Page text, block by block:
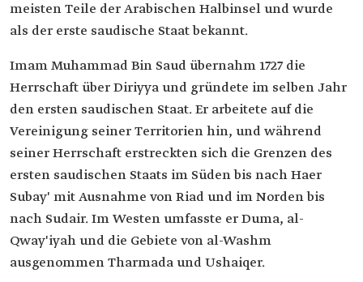
meisten Teile der Arabischen Halbinsel und wurde
als der erste saudische Staat bekannt.
Imam Muhammad Bin Saud übernahm 1727 die
Herrschaft über Diriyya und gründete im selben Jahr
den ersten saudischen Staat. Er arbeitete auf die
Vereinigung seiner Territorien hin, und während
seiner Herrschaft erstreckten sich die Grenzen des
ersten saudischen Staats im Süden bis nach Haer
Subay' mit Ausnahme von Riad und im Norden bis
nach Sudair. Im Westen umfasste er Duma, al-
Qway'iyah und die Gebiete von al-Washm
ausgenommen Tharmada und Ushaiqer.